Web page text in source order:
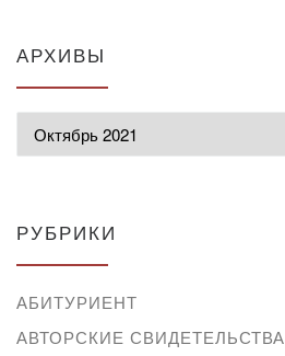
АРХИВЫ
РУБРИКИ
АБИТУРИЕНТ
АВТОРСКИЕ СВИДЕТЕЛЬСТВА